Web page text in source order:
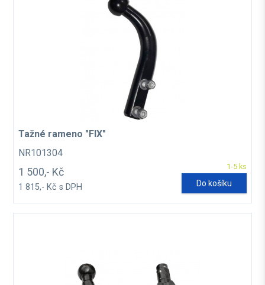
Tažné rameno "FIX"
NR101304
1-5 ks
1 500,- Kč
1 815,- Kč s DPH Do košíku